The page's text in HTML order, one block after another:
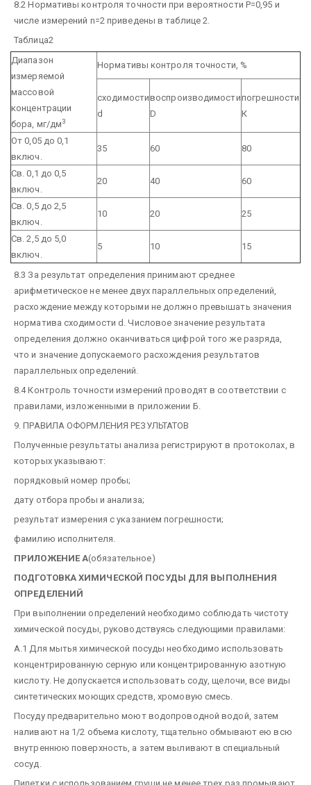
8.2 Нормативы контроля точности при вероятности Р=0,95 и
числе измерений n=2 приведены в таблице 2.
Таблица2
Диапазон
измеряемой
массовой
концентрации
бора, мг/дм3
Нормативы контроля точности, %
сходимости
d
воспроизводимости
D
погрешности
К
От 0,05 до 0,1
включ.
35 60 80
Св. 0,1 до 0,5
включ.
20 40 60
Св. 0,5 до 2,5
включ.
10 20 25
Св. 2,5 до 5,0
включ.
5 10 15
8.3 За результат определения принимают среднее
арифметическое не менее двух параллельных определений,
расхождение между которыми не должно превышать значения
норматива сходимости d. Числовое значение результата
определения должно оканчиваться цифрой того же разряда,
что и значение допускаемого расхождения результатов
параллельных определений.
8.4 Контроль точности измерений проводят в соответствии с
правилами, изложенными в приложении Б.
9. ПРАВИЛА ОФОРМЛЕНИЯ РЕЗУЛЬТАТОВ
Полученные результаты анализа регистрируют в протоколах, в
которых указывают:
порядковый номер пробы;
дату отбора пробы и анализа;
результат измерения с указанием погрешности;
фамилию исполнителя.
ПРИЛОЖЕНИЕ А(обязательное)
ПОДГОТОВКА ХИМИЧЕСКОЙ ПОСУДЫ ДЛЯ ВЫПОЛНЕНИЯ
ОПРЕДЕЛЕНИЙ
При выполнении определений необходимо соблюдать чистоту
химической посуды, руководствуясь следующими правилами:
А.1 Для мытья химической посуды необходимо использовать
концентрированную серную или концентрированную азотную
кислоту. Не допускается использовать соду, щелочи, все виды
синтетических моющих средств, хромовую смесь.
Посуду предварительно моют водопроводной водой, затем
наливают на 1/2 объема кислоту, тщательно обмывают ею всю
внутреннюю поверхность, а затем выливают в специальный
сосуд.
Пипетки с использованием груши не менее трех раз промывают